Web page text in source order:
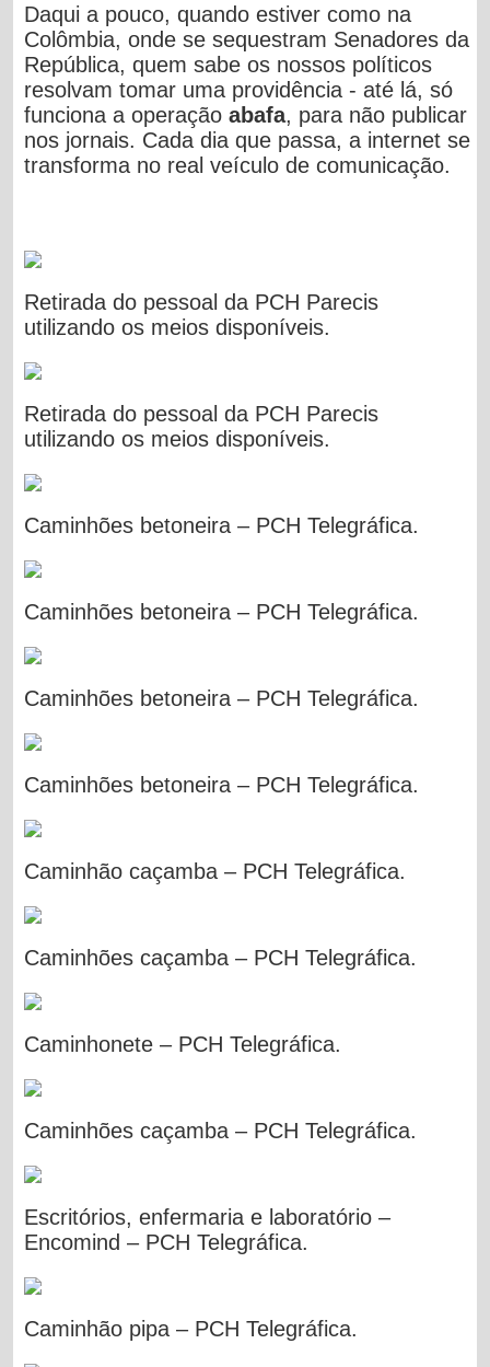
Daqui a pouco, quando estiver como na
Colômbia, onde se sequestram Senadores da
República, quem sabe os nossos políticos
resolvam tomar uma providência - até lá, só
funciona a operaçãoabafa, para não publicar
nos jornais. Cada dia que passa, a internet se
transforma no real veículo de comunicação.
Retirada do pessoal da PCH Parecis
utilizando os meios disponíveis.
Retirada do pessoal da PCH Parecis
utilizando os meios disponíveis.
Caminhões betoneira – PCH Telegráfica.
Caminhões betoneira – PCH Telegráfica.
Caminhões betoneira – PCH Telegráfica.
Caminhões betoneira – PCH Telegráfica.
Caminhão caçamba – PCH Telegráfica.
Caminhões caçamba – PCH Telegráfica.
Caminhonete – PCH Telegráfica.
Caminhões caçamba – PCH Telegráfica.
Escritórios, enfermaria e laboratório –
Encomind – PCH Telegráfica.
Caminhão pipa – PCH Telegráfica.